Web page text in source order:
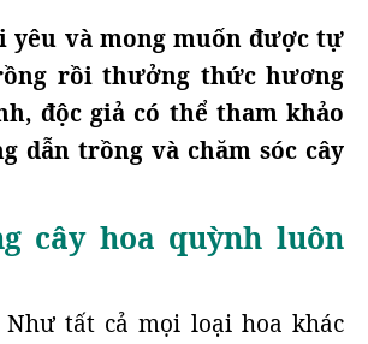
yêu và mong muốn được tự
rồi thưởng thức hương
độc giả có thể tham khảo
dẫn trồng và chăm sóc cây
cây hoa quỳnh luôn
Như tất cả mọi loại hoa khác